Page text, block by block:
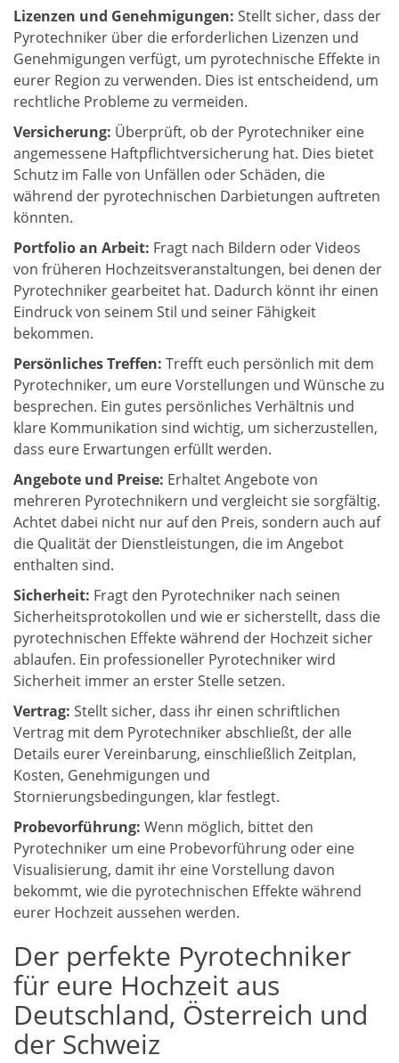
Lizenzen und Genehmigungen: Stellt sicher, dass der
Pyrotechniker über die erforderlichen Lizenzen und
Genehmigungen verfügt, um pyrotechnische Effekte in
eurer Region zu verwenden. Dies ist entscheidend, um
rechtliche Probleme zu vermeiden.
Versicherung: Überprüft, ob der Pyrotechniker eine
angemessene Haftpflichtversicherung hat. Dies bietet
Schutz im Falle von Unfällen oder Schäden, die
während der pyrotechnischen Darbietungen auftreten
könnten.
Portfolio an Arbeit: Fragt nach Bildern oder Videos
von früheren Hochzeitsveranstaltungen, bei denen der
Pyrotechniker gearbeitet hat. Dadurch könnt ihr einen
Eindruck von seinem Stil und seiner Fähigkeit
bekommen.
Persönliches Treffen: Trefft euch persönlich mit dem
Pyrotechniker, um eure Vorstellungen und Wünsche zu
besprechen. Ein gutes persönliches Verhältnis und
klare Kommunikation sind wichtig, um sicherzustellen,
dass eure Erwartungen erfüllt werden.
Angebote und Preise: Erhaltet Angebote von
mehreren Pyrotechnikern und vergleicht sie sorgfältig.
Achtet dabei nicht nur auf den Preis, sondern auch auf
die Qualität der Dienstleistungen, die im Angebot
enthalten sind.
Sicherheit: Fragt den Pyrotechniker nach seinen
Sicherheitsprotokollen und wie er sicherstellt, dass die
pyrotechnischen Effekte während der Hochzeit sicher
ablaufen. Ein professioneller Pyrotechniker wird
Sicherheit immer an erster Stelle setzen.
Vertrag: Stellt sicher, dass ihr einen schriftlichen
Vertrag mit dem Pyrotechniker abschließt, der alle
Details eurer Vereinbarung, einschließlich Zeitplan,
Kosten, Genehmigungen und
Stornierungsbedingungen, klar festlegt.
Probevorführung: Wenn möglich, bittet den
Pyrotechniker um eine Probevorführung oder eine
Visualisierung, damit ihr eine Vorstellung davon
bekommt, wie die pyrotechnischen Effekte während
eurer Hochzeit aussehen werden.
Der perfekte Pyrotechniker
für eure Hochzeit aus
Deutschland, Österreich und
der Schweiz